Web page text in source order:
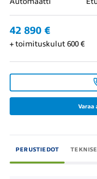
42 890 €
+ toimituskulut 600 €
Varaa
PERUSTIEDOT